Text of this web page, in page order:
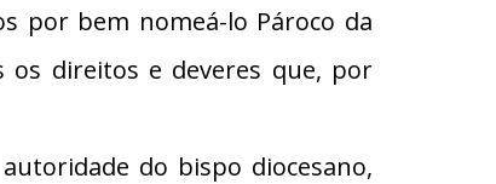
por bem nomeá-lo Pároco da
os direitos e deveres que, por
do bispo diocesano,